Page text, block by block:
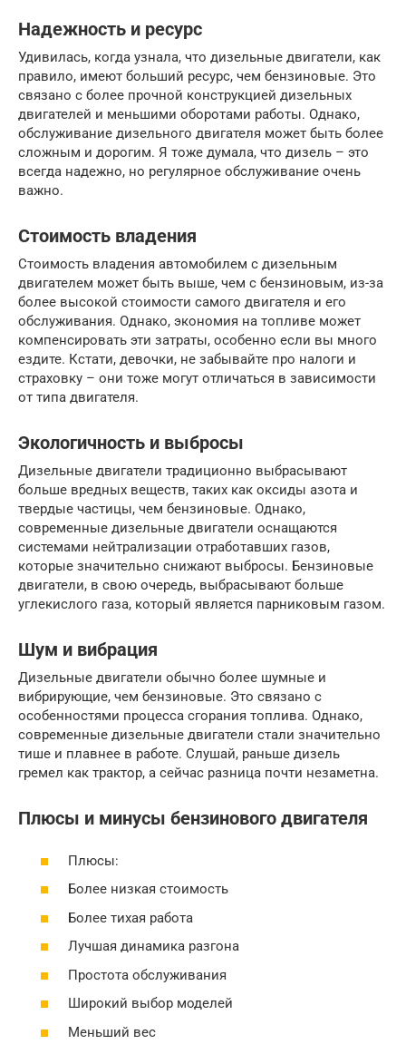
Надежность и ресурс
Удивилась, когда узнала, что дизельные двигатели, как
правило, имеют больший ресурс, чем бензиновые. Это
связано с более прочной конструкцией дизельных
двигателей и меньшими оборотами работы. Однако,
обслуживание дизельного двигателя может быть более
сложным и дорогим. Я тоже думала, что дизель – это
всегда надежно, но регулярное обслуживание очень
важно.
Стоимость владения
Стоимость владения автомобилем с дизельным
двигателем может быть выше, чем с бензиновым, из-за
более высокой стоимости самого двигателя и его
обслуживания. Однако, экономия на топливе может
компенсировать эти затраты, особенно если вы много
ездите. Кстати, девочки, не забывайте про налоги и
страховку – они тоже могут отличаться в зависимости
от типа двигателя.
Экологичность и выбросы
Дизельные двигатели традиционно выбрасывают
больше вредных веществ, таких как оксиды азота и
твердые частицы, чем бензиновые. Однако,
современные дизельные двигатели оснащаются
системами нейтрализации отработавших газов,
которые значительно снижают выбросы. Бензиновые
двигатели, в свою очередь, выбрасывают больше
углекислого газа, который является парниковым газом.
Шум и вибрация
Дизельные двигатели обычно более шумные и
вибрирующие, чем бензиновые. Это связано с
особенностями процесса сгорания топлива. Однако,
современные дизельные двигатели стали значительно
тише и плавнее в работе. Слушай, раньше дизель
гремел как трактор, а сейчас разница почти незаметна.
Плюсы и минусы бензинового двигателя
Плюсы:
Более низкая стоимость
Более тихая работа
Лучшая динамика разгона
Простота обслуживания
Широкий выбор моделей
Меньший вес